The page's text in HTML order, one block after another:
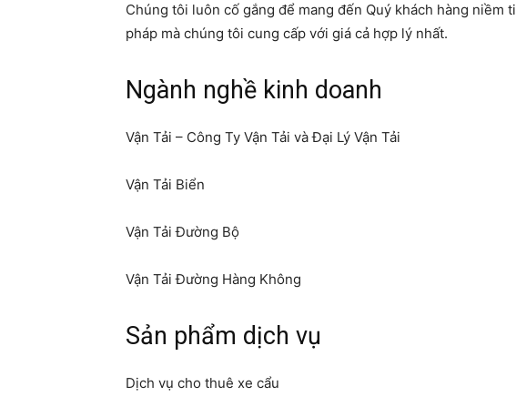
Chúng tôi luôn cố gắng để mang đến Quý khách hàng niềm
pháp mà chúng tôi cung cấp với giá cả hợp lý nhất.
Ngành nghề kinh doanh
Vận Tải – Công Ty Vận Tải và Đại Lý Vận Tải
Vận Tải Biển
Vận Tải Đường Bộ
Vận Tải Đường Hàng Không
Sản phẩm dịch vụ
Dịch vụ cho thuê xe cẩu